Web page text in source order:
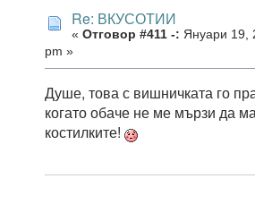
Re: ВКУСОТИИ
« Отговор #411 -: Януари 19,
pm »
Душе, това с вишничката го
когато обаче не ме мързи да
костилките!